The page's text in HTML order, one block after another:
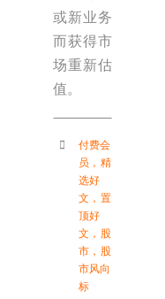
或新业务
而获得市
场重新估
值。
付费会
员 ， 精
选好
文 ， 置
顶好
文 ， 股
市 ， 股
市风向
标